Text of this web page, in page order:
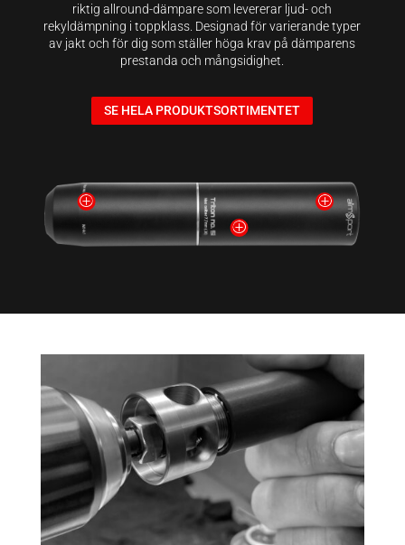
riktig allround-dämpare som levererar ljud- och
rekyldämpning i toppklass. Designad för varierande typer
av jakt och för dig som ställer höga krav på dämparens
prestanda och mångsidighet.
SE HELA PRODUKTSORTIMENTET
P
P
P